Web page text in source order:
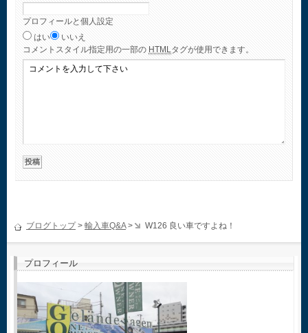
プロフィールと個人設定
はい
いいえ
コメント スタイル指定用の一部の HTMLタグが使用できます。
ブログトップ> 輸入車Q&A> W126 良い車ですよね！
プロフィール